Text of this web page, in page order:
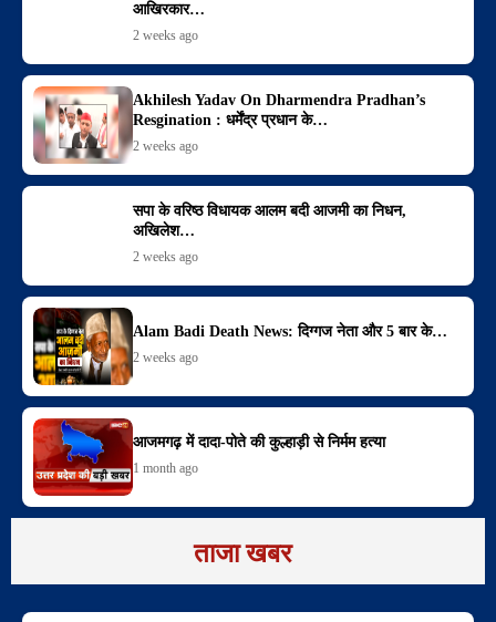
आखिरकार…
2 weeks ago
Akhilesh Yadav On Dharmendra Pradhan’s
Resgination : धर्मेंद्र प्रधान के…
2 weeks ago
सपा के वरिष्ठ विधायक आलम बदी आजमी का निधन,
अखिलेश…
2 weeks ago
Alam Badi Death News: दिग्गज नेता और 5 बार के…
2 weeks ago
आजमगढ़ में दादा-पोते की कुल्हाड़ी से निर्मम हत्या
1 month ago
ताजा खबर